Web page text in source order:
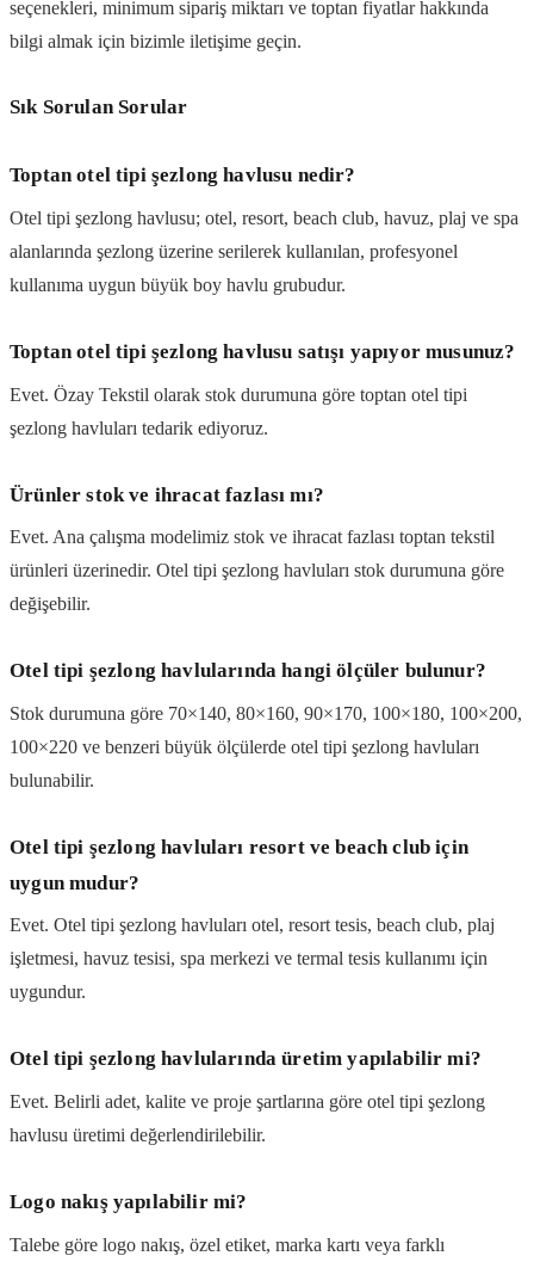
seçenekleri, minimum sipariş miktarı ve toptan fiyatlar hakkında
bilgi almak için bizimle iletişime geçin.
Sık Sorulan Sorular
Toptan otel tipi şezlong havlusu nedir?
Otel tipi şezlong havlusu; otel, resort, beach club, havuz, plaj ve spa
alanlarında şezlong üzerine serilerek kullanılan, profesyonel
kullanıma uygun büyük boy havlu grubudur.
Toptan otel tipi şezlong havlusu satışı yapıyor musunuz?
Evet. Özay Tekstil olarak stok durumuna göre toptan otel tipi
şezlong havluları tedarik ediyoruz.
Ürünler stok ve ihracat fazlası mı?
Evet. Ana çalışma modelimiz stok ve ihracat fazlası toptan tekstil
ürünleri üzerinedir. Otel tipi şezlong havluları stok durumuna göre
değişebilir.
Otel tipi şezlong havlularında hangi ölçüler bulunur?
Stok durumuna göre 70×140, 80×160, 90×170, 100×180, 100×200,
100×220 ve benzeri büyük ölçülerde otel tipi şezlong havluları
bulunabilir.
Otel tipi şezlong havluları resort ve beach club için
uygun mudur?
Evet. Otel tipi şezlong havluları otel, resort tesis, beach club, plaj
işletmesi, havuz tesisi, spa merkezi ve termal tesis kullanımı için
uygundur.
Otel tipi şezlong havlularında üretim yapılabilir mi?
Evet. Belirli adet, kalite ve proje şartlarına göre otel tipi şezlong
havlusu üretimi değerlendirilebilir.
Logo nakış yapılabilir mi?
Talebe göre logo nakış, özel etiket, marka kartı veya farklı